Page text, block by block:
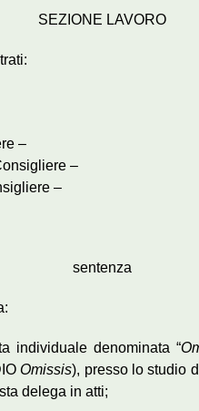
SEZIONE LAVORO
–
–
–
sentenza
individuale denominata “
Omissis), presso lo studio
delega in atti;